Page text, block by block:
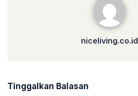
niceliving.co.id
Tinggalkan Balasan